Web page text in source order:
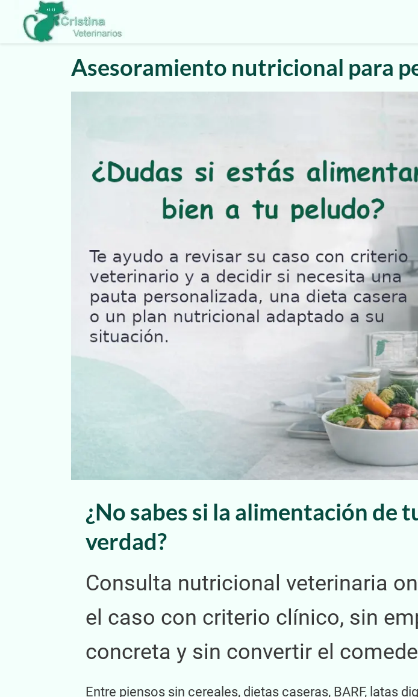
Asesoramiento nutricional para
¿No sabes si la alimentación de
verdad?
Consulta nutricional veterinaria
el caso con criterio clínico, sin
concreta y sin convertir el
Entre piensos sin cereales, dietas caseras, BARF, latas